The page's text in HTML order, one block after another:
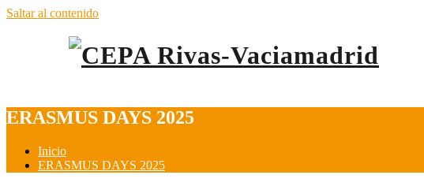
Saltar al contenido
ERASMUS DAYS 2025
Inicio
ERASMUS DAYS 2025